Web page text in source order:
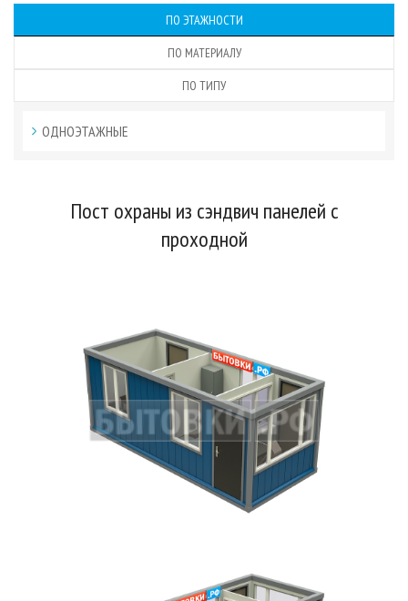
ПО ЭТАЖНОСТИ
ПО МАТЕРИАЛУ
ПО ТИПУ
ОДНОЭТАЖНЫЕ
Пост охраны из сэндвич панелей с
проходной